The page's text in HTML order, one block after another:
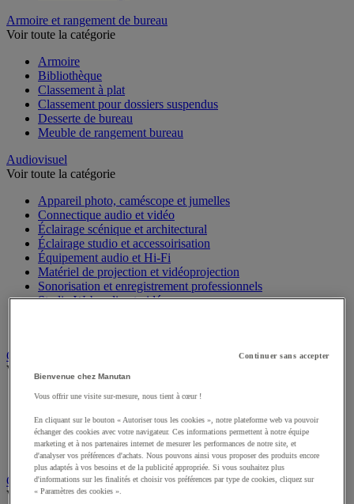
Armoire et rangement de bureau
Voir toute la catégorie
Armoire
Bibliothèque
Classement à plat
Classement pour dossiers suspendus
Desserte de bureau
Meuble de rangement bureau
Audiovisuel
Voir toute la catégorie
Appareil photo, caméscope et jumelles
Connectique audio et vidéo
Éclairage scénique et architectural
Éclairage studio et accessoirisation
Équipement audio et Hi-Fi
Matériel de projection et vidéoprojection
Sonorisation et enregistrement professionnels
Studio Web radio et vidéo
Chauffage, climatisation et traitement de l'air
Voir toute la catégorie
Chauffage
Rafraîchisseur d'air
Traitement de l'air
Ventilateur
Classement et archivage
Voir toute la catégorie
Continuer sans accepter
Bienvenue chez Manutan
Vous offrir une visite sur-mesure, nous tient à cœur !
En cliquant sur le bouton « Autoriser tous les cookies », notre plateforme web va pouvoir
échanger des cookies avec votre navigateur. Ces informations permettent à notre équipe
marketing et à nos partenaires internet de mesurer les performances de notre site, et
d'analyser vos préférences d'achats. Nous pouvons ainsi vous proposer des produits encore
plus adaptés à vos besoins et de la publicité appropriée. Si vous souhaitez plus
d'informations sur les finalités et choisir vos préférences par type de cookies, cliquez sur
« Paramètres des cookies ».